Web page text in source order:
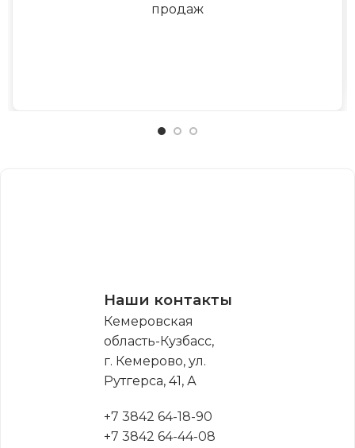
продаж
Наши контакты
Кемеровская
область-Кузбасс,
г. Кемерово, ул.
Рутгерса, 41, А
+7 3842 64-18-90
+7 3842 64-44-08